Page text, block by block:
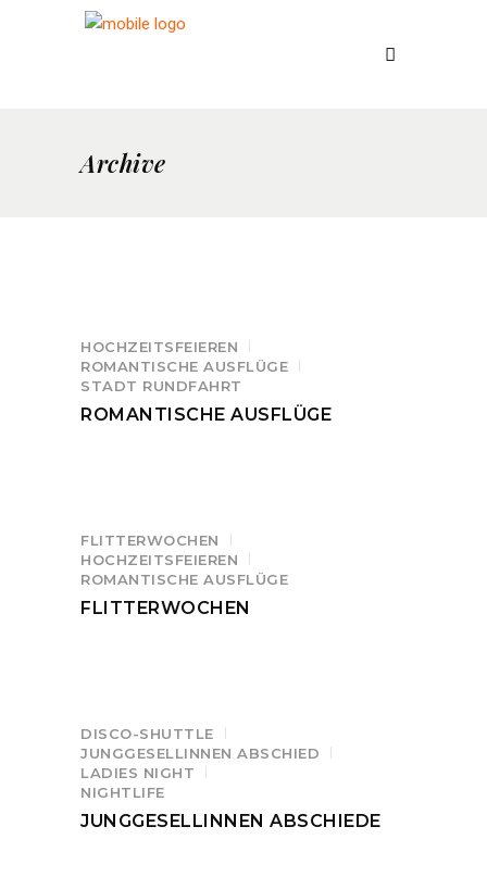
Archive
HOCHZEITSFEIEREN
ROMANTISCHE AUSFLÜGE
STADT RUNDFAHRT
ROMANTISCHE AUSFLÜGE
FLITTERWOCHEN
HOCHZEITSFEIEREN
ROMANTISCHE AUSFLÜGE
FLITTERWOCHEN
DISCO-SHUTTLE
JUNGGESELLINNEN ABSCHIED
LADIES NIGHT
NIGHTLIFE
JUNGGESELLINNEN ABSCHIEDE